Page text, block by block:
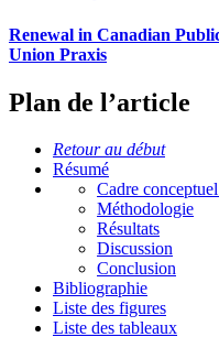
Renewal in Canadian
Union Praxis
Plan de l’article
Retour au début
Résumé
Cadre
Méthodologie
Résultats
Discussion
Conclusion
Bibliographie
Liste des figures
Liste des tableaux